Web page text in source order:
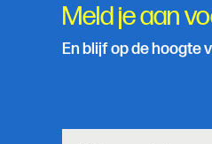
Meld je aan
En blijf op de hoogte